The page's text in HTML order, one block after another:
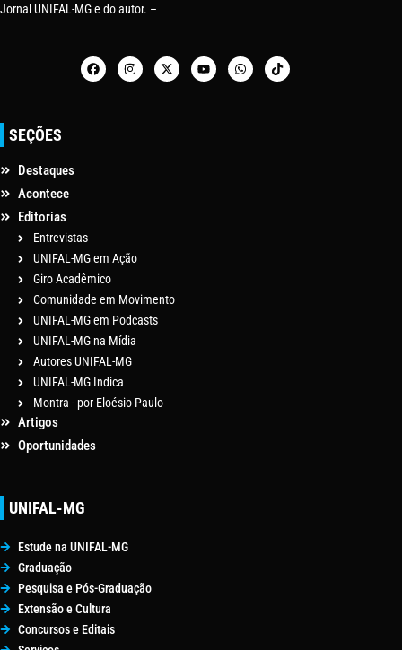
Jornal UNIFAL-MG e do autor. –
SEÇÕES
Destaques
Acontece
Editorias
Entrevistas
UNIFAL-MG em Ação
Giro Acadêmico
Comunidade em Movimento
UNIFAL-MG em Podcasts
UNIFAL-MG na Mídia
Autores UNIFAL-MG
UNIFAL-MG Indica
Montra - por Eloésio Paulo
Artigos
Oportunidades
UNIFAL-MG
Estude na UNIFAL-MG
Graduação
Pesquisa e Pós-Graduação
Extensão e Cultura
Concursos e Editais